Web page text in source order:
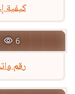
كيفية
 6
رقم